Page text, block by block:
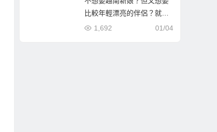
比較年輕漂亮的伴侶？就到
哈爾濱相親娶哈爾濱新娘！
01/04
1,692